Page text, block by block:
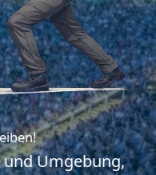
Umgebung,